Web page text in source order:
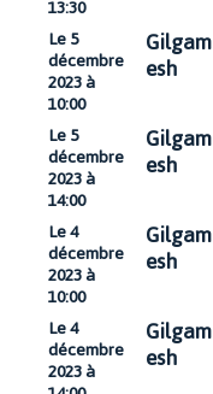
13:30
Le 5
décembre
2023 à
10:00
Gilgam
esh
Le 5
décembre
2023 à
14:00
Gilgam
esh
Le 4
décembre
2023 à
10:00
Gilgam
esh
Le 4
décembre
2023 à
Gilgam
esh